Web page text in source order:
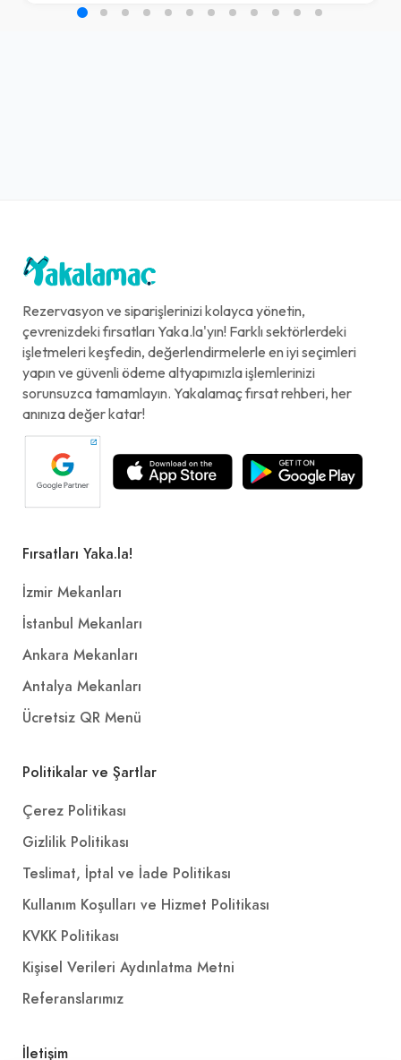
Rezervasyon ve siparişlerinizi kolayca yönetin,
çevrenizdeki fırsatları Yaka.la'yın! Farklı sektörlerdeki
işletmeleri keşfedin, değerlendirmelerle en iyi seçimleri
yapın ve güvenli ödeme altyapımızla işlemlerinizi
sorunsuzca tamamlayın. Yakalamaç fırsat rehberi, her
anınıza değer katar!
Fırsatları Yaka.la!
İzmir Mekanları
İstanbul Mekanları
Ankara Mekanları
Antalya Mekanları
Ücretsiz QR Menü
Politikalar ve Şartlar
Çerez Politikası
Gizlilik Politikası
Teslimat, İptal ve İade Politikası
Kullanım Koşulları ve Hizmet Politikası
KVKK Politikası
Kişisel Verileri Aydınlatma Metni
Referanslarımız
İletişim